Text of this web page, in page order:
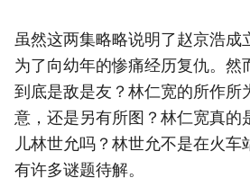
虽然这两集略略说明了赵京浩成
为了向幼年的惨痛经历复仇。然
到底是敌是友？林仁宽的所作所
意，还是另有所图？林仁宽真的
儿林世允吗？林世允不是在火车
有许多谜题待解。